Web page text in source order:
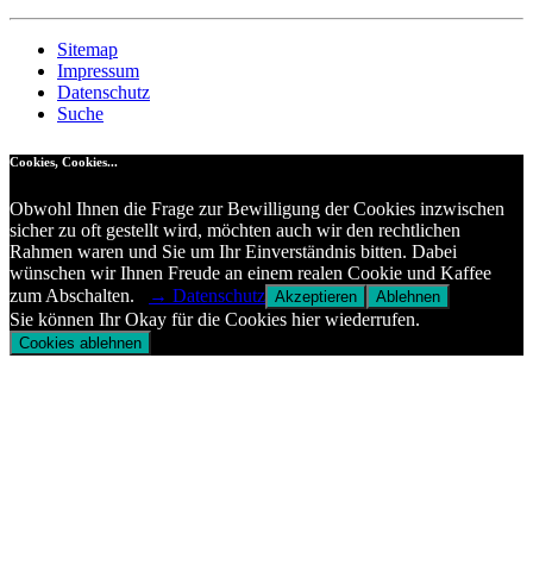
Sitemap
Impressum
Datenschutz
Suche
Cookies, Cookies...
Obwohl Ihnen die Frage zur Bewilligung der Cookies inzwischen
sicher zu oft gestellt wird, möchten auch wir den rechtlichen
Rahmen waren und Sie um Ihr Einverständnis bitten. Dabei
wünschen wir Ihnen Freude an einem realen Cookie und Kaffee
zum Abschalten.
→ Datenschutz Akzeptieren Ablehnen
Sie können Ihr Okay für die Cookies hier wiederrufen.
Cookies ablehnen